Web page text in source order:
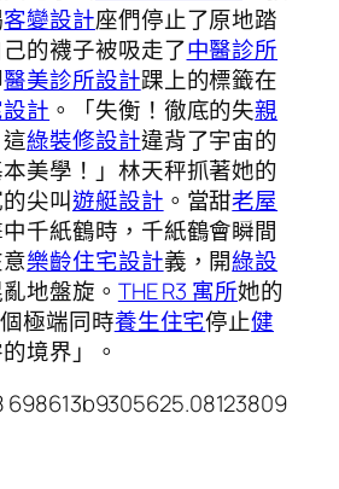
客變設計座們停止了原地踏
的襪子被吸走了中醫診所
醫美診所設計踝上的標籤在
計 。「失衡！徹底的失親
綠裝修設計違背了宇宙的
美學！」林天秤抓著她的
尖叫遊艇設計 。當甜老屋
千紙鶴時，千紙鶴會瞬間
樂齡住宅設計義，開綠設
地盤旋。 THE R3 寓所她的
極端同時養生住宅停止健
境界」。